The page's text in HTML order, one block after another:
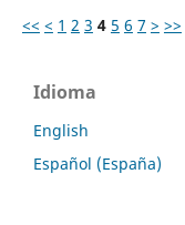
<< < 1 2 3 4 5 6 7 > >>
Idioma
English
Español (España)